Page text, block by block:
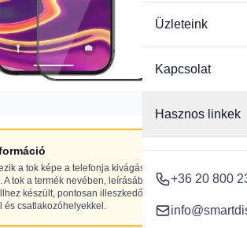
Üzleteink
Kapcsolat
Hasznos linkek
+36 20 800
a tok képe a telefonja kivágásaival, NE
A tok a termék nevében, leírásában szereplő
készült, pontosan illeszkedő
és csatlakozóhelyekkel.